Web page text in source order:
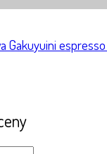
Gakuyuini